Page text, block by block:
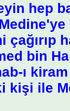
hep
çağırıp
bin
ı
kişi ile